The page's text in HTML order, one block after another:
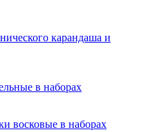
карандаша и
в наборах
восковые в наборах